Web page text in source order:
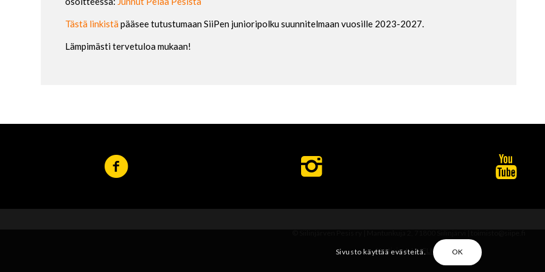
Tästä linkistä pääsee tutustumaan SiiPen junioripolku suunnitelmaan vuosille 2023-2027.
Lämpimästi tervetuloa mukaan!
Nettisivut:UNELMA
Sivusto käyttää evästeitä. OK